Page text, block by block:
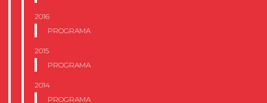
2016
PROGRAMA
2015
PROGRAMA
2014
PROGRAMA